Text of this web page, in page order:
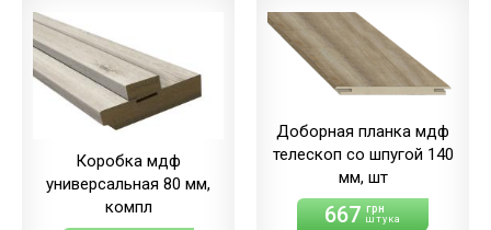
Коробка мдф
универсальная 80 мм,
компл
Доборная планка мдф
телескоп со шпугой 140
мм, шт
667 грн
штука